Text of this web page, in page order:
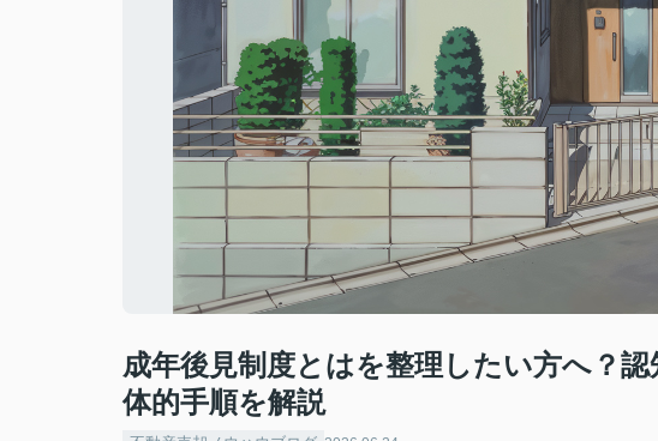
成年後見制度とはを整理したい方へ？
体的手順を解説